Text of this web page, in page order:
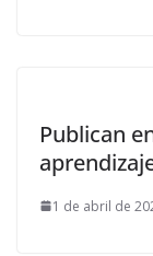
Publican
1 de abril de